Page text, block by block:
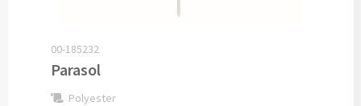
Bedrade audio oordopjes bedrukken
00-185232
Parasol
Polyester